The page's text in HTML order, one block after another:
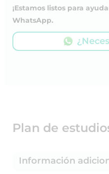
¡Estamos listos para
WhatsApp.
Plan de
Información